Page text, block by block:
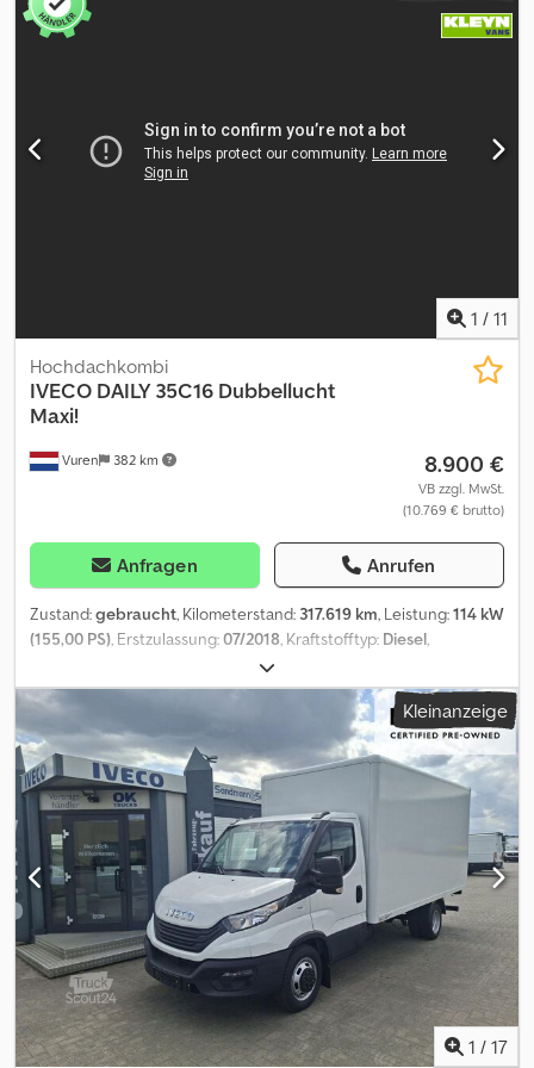
für Speiseeis mit Autotechnik-Platten + kompletter Wartung. LKW
in neuwertigem Zustand. Doppeltes ATP: RRA 04/2026 und RRC
1 / 11
Vuren 382 km
Hochdachkombi
IVECO DAILY 35C16 Dubbellucht
Maxi!
8.900 €
VB zzgl. MwSt.
(10.769 € brutto)
Anfragen Anrufen
Zustand:gebraucht, Kilometerstand: 317.619 km, Leistung:114 kW
(155,00 PS), Erstzulassung:07/2018, Kraftstofftyp: Diesel,
, Achsen-Konfiguration:
4.100 mm, Kraftstoff:Diesel, Farbe:Weiß, Fahrerkabine:
Fahrerhaus
, Emissionsklasse:Euro6,
Federung:Blatt, Anzahl der Sitzplätze: , Gesamtlänge:7.200 mm,
Gesamtbreite:2.100 mm, Gesamthöhe:2.820 mm, Laderaumlänge:
4.700 mm, Laderaumbreite:1.780 mm 1.980 mm,
Baujahr:2018, Ausstattung:ABS, Bluetooth, Klimaanlage,
Traktionskontrolle, Zentralverriegelung, elektrisch verstellbarer
Spiegel, elektrische Fensterheberregelung, = Weitere Optionen
und Zubehör = - Beheizte Spiegel - Halogenlampe - Keiner -
Manuell - Radio/Kassette - Stoff - Trennwand = Anmerkungen =
Konfiguration: 4x2, Doppelbereifung, Nutzlast: 973 kg,
Eigengewicht: 2527 kg, Bruttogewicht: 3500 kg, Anhängelast,
ungebremst: 750 kg, Anhängelast Mittelachse, gebremst: 3500 kg,
Art der Kabine: Einzelkabine, Klimaanlage, Anzahl Airbags: 1,
Einparkhilfe: Keiner, Elektrische Fensterheber, Elektrische
Kleinanzeige
1 / 17